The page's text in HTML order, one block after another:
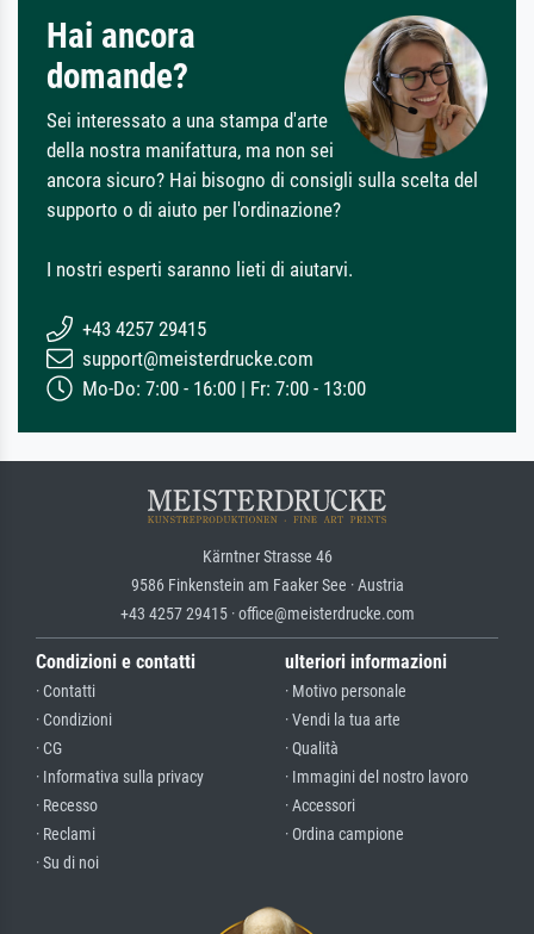
Hai ancora
domande?
Sei interessato a una stampa d'arte
della nostra manifattura, ma non sei
ancora sicuro? Hai bisogno di consigli sulla scelta del
supporto o di aiuto per l'ordinazione?
I nostri esperti saranno lieti di aiutarvi.
+43 4257 29415
support@meisterdrucke.com
Mo-Do: 7:00 - 16:00 | Fr: 7:00 - 13:00
Kärntner Strasse 46
9586 Finkenstein am Faaker See · Austria
+43 4257 29415 · office@meisterdrucke.com
Condizioni e contatti
· Contatti
· Condizioni
· CG
· Informativa sulla privacy
· Recesso
· Reclami
· Su di noi
ulteriori informazioni
· Motivo personale
· Vendi la tua arte
· Qualità
· Immagini del nostro lavoro
· Accessori
· Ordina campione